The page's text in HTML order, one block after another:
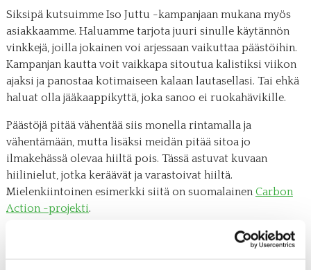
Siksipä kutsuimme Iso Juttu -kampanjaan mukana myös
asiakkaamme. Haluamme tarjota juuri sinulle käytännön
vinkkejä, joilla jokainen voi arjessaan vaikuttaa päästöihin.
Kampanjan kautta voit vaikkapa sitoutua kalistiksi viikon
ajaksi ja panostaa kotimaiseen kalaan lautasellasi. Tai ehkä
haluat olla jääkaappikyttä, joka sanoo ei ruokahävikille.
Päästöjä pitää vähentää siis monella rintamalla ja
vähentämään, mutta lisäksi meidän pitää sitoa jo
ilmakehässä olevaa hiiltä pois. Tässä astuvat kuvaan
hiilinielut, jotka keräävät ja varastoivat hiiltä.
Mielenkiintoinen esimerkki siitä on suomalainen Carbon
Action -projekti.
Projekti etsii tapoja vauhdittaa hiilen varastoitumista